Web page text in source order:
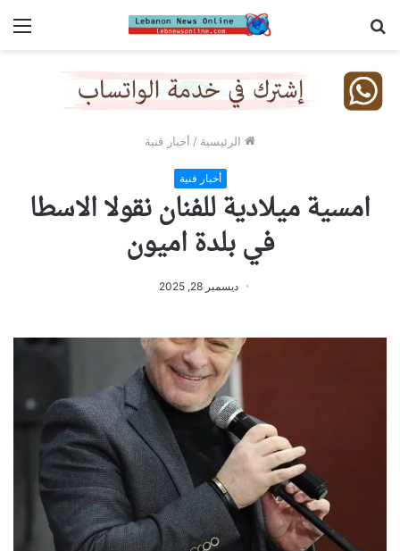
الرئيسية / أخبار فنية
أخبار فنية
امسية ميلادية للفنان نقولا الاسطا
في بلدة اميون
ديسمبر 28, 2025